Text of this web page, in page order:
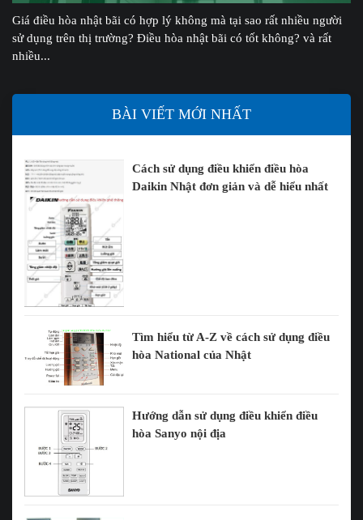
Giá điều hòa nhật bãi có hợp lý không mà tại sao rất nhiều người
sử dụng trên thị trường? Điều hòa nhật bãi có tốt không? và rất
nhiều...
BÀI VIẾT MỚI NHẤT
Cách sử dụng điều khiển điều hòa
Daikin Nhật đơn giản và dễ hiểu nhất
Tìm hiểu từ A-Z về cách sử dụng điều
hòa National của Nhật
Hướng dẫn sử dụng điều khiển điều
hòa Sanyo nội địa